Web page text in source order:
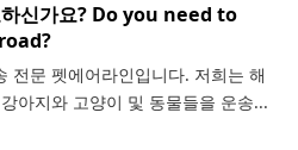
신가요? Do you need to
전문 펫에어라인입니다. 저희는 해
아지와 고양이 및 동물들을 운송...